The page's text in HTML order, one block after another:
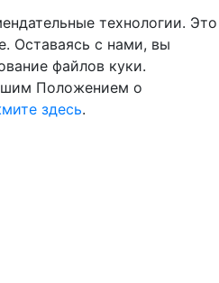
технологии. Это
Оставаясь с нами, вы
файлов куки.
Положением о
здесь.